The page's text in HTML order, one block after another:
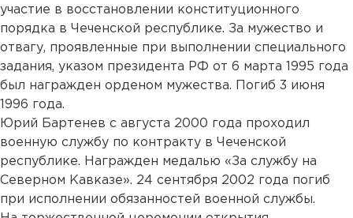
участие в восстановлении конституционного
порядка в Чеченской республике. За мужество и
отвагу, проявленные при выполнении специального
задания, указом президента РФ от 6 марта 1995 года
был награжден орденом мужества. Погиб 3 июня
1996 года.
Юрий Бартенев с августа 2000 года проходил
военную службу по контракту в Чеченской
республике. Награжден медалью «За службу на
Северном Кавказе». 24 сентября 2002 года погиб
при исполнении обязанностей военной службы.